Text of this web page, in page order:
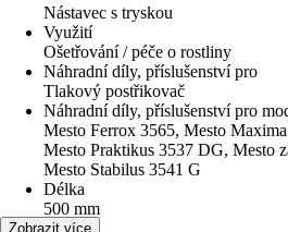
Nástavec s tryskou
Využití
Ošetřování / péče o rostliny
Náhradní díly, příslušenství pro
Tlakový postřikovač
Náhradní díly, příslušenství pro
Mesto Ferrox 3565, Mesto
Mesto Praktikus 3537 DG, Mesto
Mesto Stabilus 3541 G
Délka
500 mm
Materiál
Zobrazit více